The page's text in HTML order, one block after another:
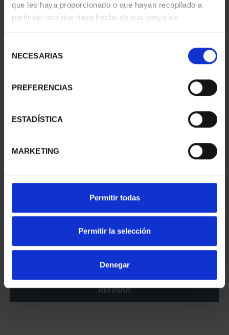
que les haya proporcionado o que hayan recopilado a
partir del uso que haya hecho de sus servicios.
NECESARIAS
PREFERENCIAS
ESTADÍSTICA
MARKETING
Permitir todas
Permitir la selección
Denegar
SUSCRIPCIÓN
949,00 €
registrados
SUSCRIPCIÓN
CAPITALES DE
PROVINCIA 4
949,00 €
registrados
REFINAR